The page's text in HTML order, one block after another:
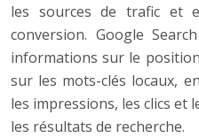
les sources de trafic et
conversion. Google
informations sur le
sur les mots-clés locaux,
les impressions, les clics et
les résultats de recherche.